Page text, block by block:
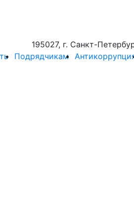
195027, г. Санкт-
Подрядчикам